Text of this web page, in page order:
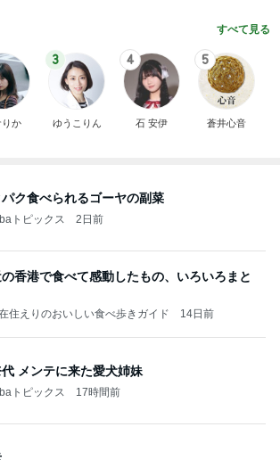
すべて見る
りか
3
ゆうこりん
4
石 安伊
5
蒼井心音
ク食べられるゴーヤの副菜
トピックス 2日前
香港で食べて感動したもの、いろいろまと
住えりのおいしい食べ歩きガイド 14日前
メンテに来た愛犬姉妹
トピックス 17時間前